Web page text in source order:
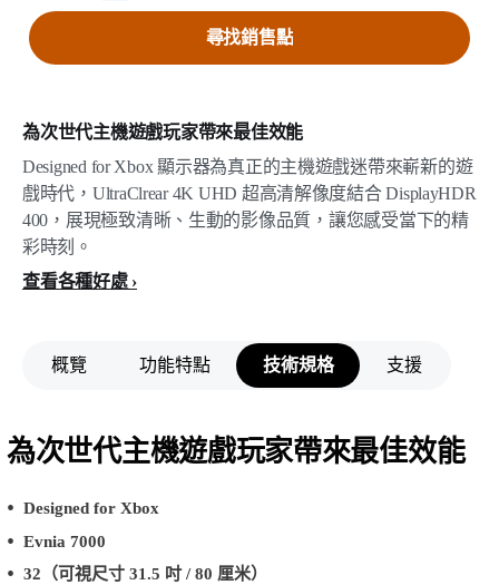
為次世代主機遊戲玩家帶來最佳效能
Designed for Xbox 顯示器為真正的主機遊戲迷帶來嶄新的遊
戲時代，UltraClrear 4K UHD 超高清解像度結合 DisplayHDR
400，展現極致清晰、生動的影像品質，讓您感受當下的精
彩時刻。
查看各種好處
尋找銷售點
概覽 功能特點 技術規格 支援
為次世代主機遊戲玩家帶來最佳效能
Designed for Xbox
Evnia 7000
32（可視尺寸 31.5 吋 / 80 厘米）